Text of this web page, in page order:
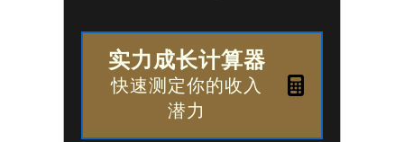
实力成长计算器
快速测定你的收入
潜力